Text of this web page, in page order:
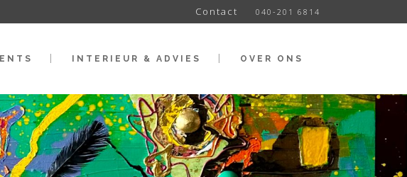
Contact 040-201 6814
INTERIEUR & ADVIES OVER ONS